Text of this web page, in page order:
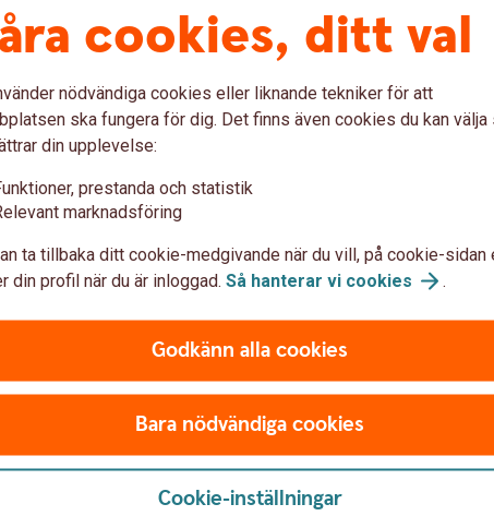
App, internetbank och BankID
och försäkring Bedrägerier
Är du
cookies, ditt val
nödvändiga cookies eller liknande tekniker för att
ska fungera för dig. Det finns även cookies du kan välja
din upplevelse:
prestanda och statistik
marknadsföring
ta tillbaka ditt cookie-medgivande när du vill, på cookie-sidan
din profil när du är inloggad. Så hanterar vi cookies .
Godkänn alla cookies
Bara nödvändiga cookies
Cookie-inställningar